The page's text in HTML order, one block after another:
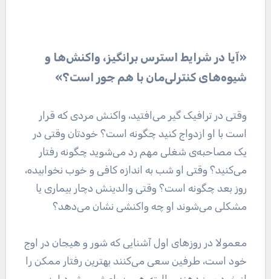
«آیا در شرایط استرس برانگیز، واکنش‌ها و
شیوه‌های کنترلی‌مان با هم جور است؟»
وقتی در ترافیک گیر می‌افتید، واکنش مردی که قرار
است با او ازدواج کنید چگونه است؟ خودتان وقتی در
یک مصاحبه‌ی شغلی مهم رد می‌شوید چگونه رفتار
می‌کنید؟ وقتی او شب به اندازه کافی و خوب نخوابیده،
روز بعد چگونه است؟ وقتی والدینش دچار بیماری یا
مشکلی می‌شوند او چه واکنشی نشان می‌دهد؟
معمولا در روز‌های اول آشنایی که شور و هیجان در اوج
خود است، طرفین سعی می‌کنند بهترین رفتار ممکن را